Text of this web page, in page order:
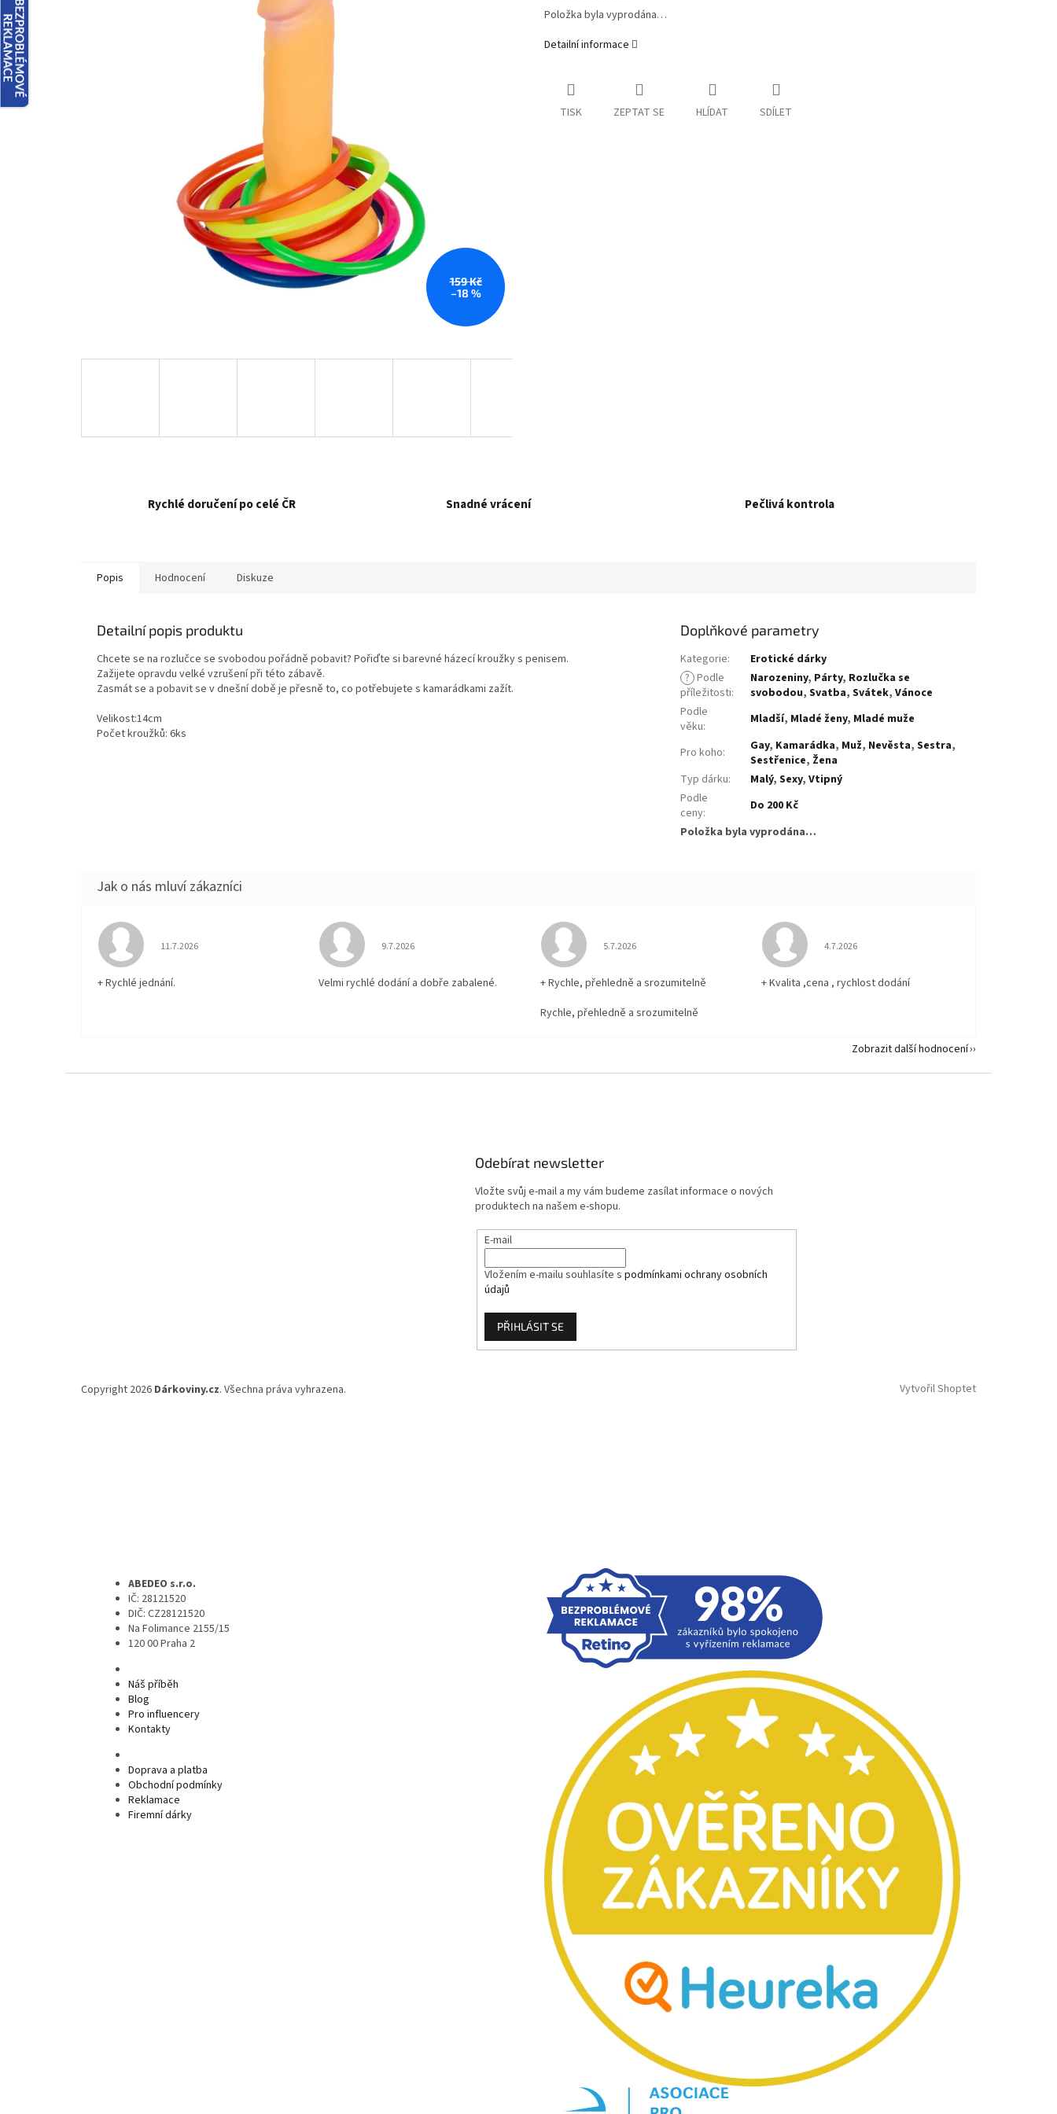
159 Kč
–18 %
Položka byla vyprodána…
Detailní informace
TISK ZEPTAT SE HLÍDAT SDÍLET
Rychlé doručení po celé ČR Snadné vrácení Pečlivá kontrola
Popis Hodnocení Diskuze
Detailní popis produktu
Chcete se na rozlučce se svobodou pořádně pobavit? Pořiďte si barevné házecí kroužky s penisem.
Zažijete opravdu velké vzrušení při této zábavě.
Zasmát se a pobavit se v dnešní době je přesně to, co potřebujete s kamarádkami zažít.
Velikost:14cm
Počet kroužků: 6ks
Doplňkové parametry
Kategorie:
Erotické dárky
? Podle
příležitosti:
Narozeniny, Párty, Rozlučka se
svobodou,Svatba,Svátek,Vánoce
Podle
věku: Mladší, Mladé ženy, Mladé muže
Pro koho: Gay, Kamarádka, Muž, Nevěsta,Sestra,
Sestřenice, Žena
Typ dárku: Malý,Sexy,Vtipný
Podle
ceny:
Do 200 Kč
Položka byla vyprodána…
Hodnocení obchodu je 5 z 5 hvězdiček.
11.7.2026
+ Rychlé jednání.
Hodnocení obchodu je 5 z 5 hvězdiček.
9.7.2026
Velmi rychlé dodání a dobře zabalené.
Hodnocení obchodu je 5 z 5 hvězdiček.
5.7.2026
+ Rychle, přehledně a srozumitelně
Rychle, přehledně a srozumitelně
Hodnocení obchodu je 5 z 5 hvězdiček.
4.7.2026
+ Kvalita ,cena , rychlost dodání
Zobrazit další hodnocení
Odebírat newsletter
Vložte svůj e-mail a my vám budeme zasílat informace o nových
produktech na našem e-shopu.
E-mail
Vložením e-mailu souhlasíte s podmínkami ochrany osobních
údajů
PŘIHLÁSIT SE
Vytvořil Shoptet
Copyright 2026 Dárkoviny.cz. Všechna práva vyhrazena.
ABEDEO s.r.o.
IČ: 28121520
DIČ: CZ28121520
Na Folimance 2155/15
120 00 Praha 2
Náš příběh
Blog
Pro influencery
Kontakty
Doprava a platba
Obchodní podmínky
Reklamace
Firemní dárky